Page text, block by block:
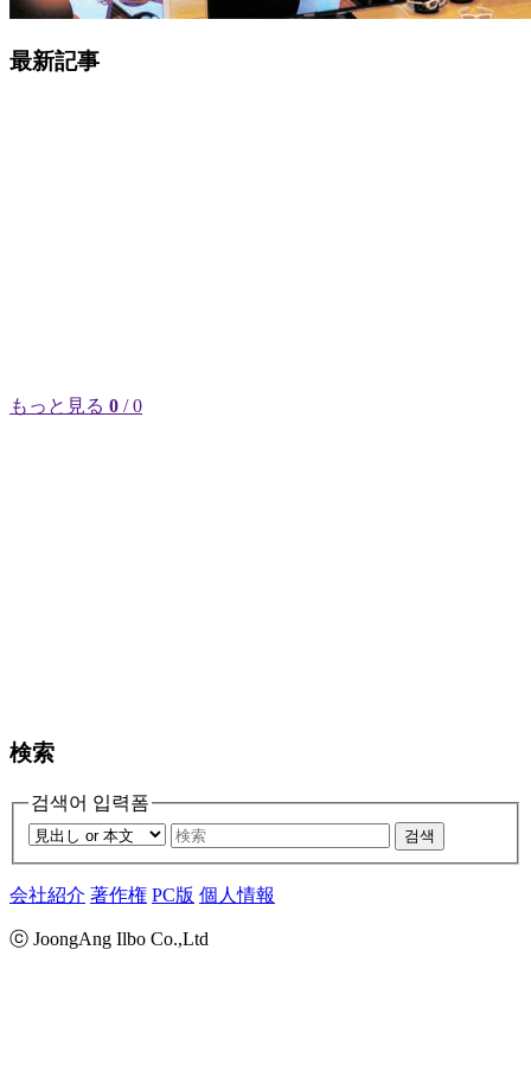
最新記事
もっと見る 0 / 0
検索
검색어 입력폼
검색
会社紹介 著作権 PC版 個人情報
ⓒ JoongAng Ilbo Co.,Ltd